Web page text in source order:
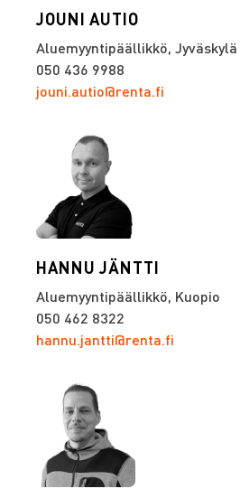
JOUNI AUTIO
Aluemyyntipäällikkö, Jyväskylä
050 436 9988
jouni.autio@renta.fi
HANNU JÄNTTI
Aluemyyntipäällikkö, Kuopio
050 462 8322
hannu.jantti@renta.fi